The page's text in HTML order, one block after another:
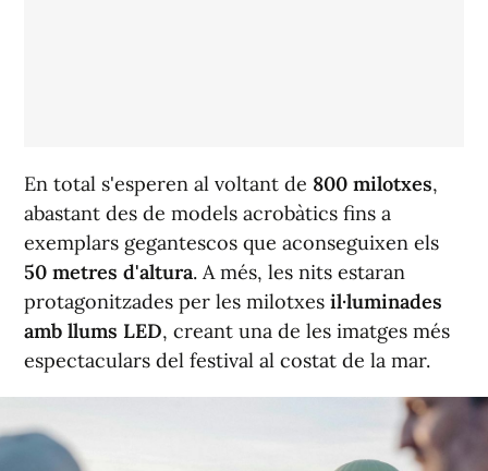
En total s'esperen al voltant de 800 milotxes,
abastant des de models acrobàtics fins a
exemplars gegantescos que aconseguixen els
50 metres d'altura. A més, les nits estaran
protagonitzades per les milotxes il·luminades
amb llums LED, creant una de les imatges més
espectaculars del festival al costat de la mar.